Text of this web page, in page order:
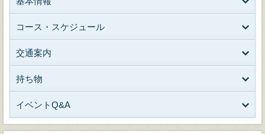
コース・スケジュール
交通案内
持ち物
イベントQ&A